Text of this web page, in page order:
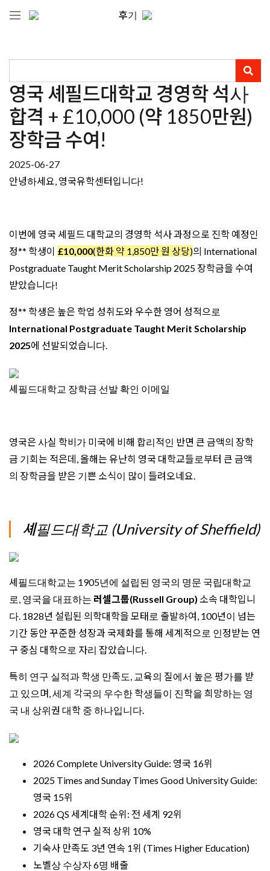
후기
영국 셰필드대학교 경영학 석사
합격 + £10,000 (약 1850만원)
장학금 수여!
2025-06-27
안녕하세요, 영국유학센터입니다!
이번에 영국 셰필드 대학교의 경영학 석사 과정으로 진학 예정인
정** 학생이 £10,000(한화 약 1,850만 원 상당)의 International
Postgraduate Taught Merit Scholarship 2025 장학금을 수여
받았습니다!
정** 학생은 높은 학업 성취도와 우수한 영어 성적으로
International Postgraduate Taught Merit Scholarship
2025에 선발되었습니다.
셰필드대학교 장학금 선발 확인 이메일
영국은 사실 학비가 미국에 비해 합리적인 반면 큰 금액의 장학
금 기회는 적은데, 올해는 유난히 영국 대학교들로부터 큰 금액
의 장학금을 받은 기쁜 소식이 많이 들려오네요.
셰필드대학교 (University of Sheffield)
셰필드대학교는 1905년에 설립된 영국의 명문 국립대학교
로, 영국을 대표하는 러셀그룹(Russell Group) 소속 대학입니
다. 1828년 설립된 의학대학을 모태로 출발하여, 100년이 넘는
기간 동안 꾸준한 성장과 국제화를 통해 세계적으로 인정받는 연
구 중심 대학으로 자리 잡았습니다.
특히 연구 실적과 학생 만족도, 교육의 질에서 높은 평가를 받
고 있으며, 세계 각국의 우수한 학생들이 진학을 희망하는 영
국 내 상위권 대학 중 하나입니다.
2026 Complete University Guide: 영국 16위
2025 Times and Sunday Times Good University Guide:
영국 15위
2026 QS 세계대학 순위: 전 세계 92위
영국 대학 연구 실적 상위 10%
기숙사 만족도 3년 연속 1위 (Times Higher Education)
노벨상 수상자 6명 배출